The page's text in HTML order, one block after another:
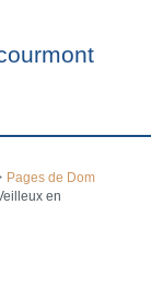
Pages de Dom
en